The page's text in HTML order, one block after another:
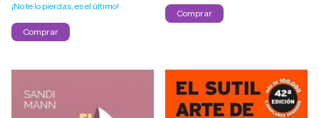
¡No te lo pierdas, es el último!